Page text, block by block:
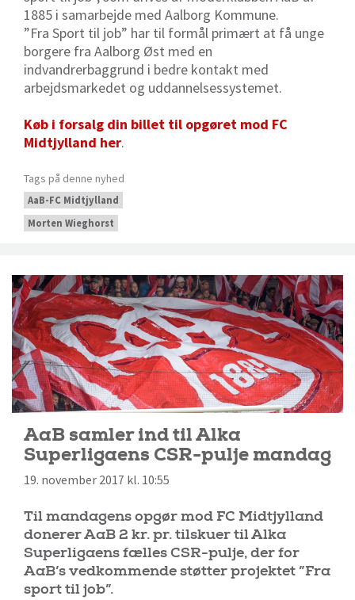
1885 i samarbejde med Aalborg Kommune.
”Fra Sport til job” har til formål primært at få unge
borgere fra Aalborg Øst med en
indvandrerbaggrund i bedre kontakt med
arbejdsmarkedet og uddannelsessystemet.
Køb i forsalg din billet til opgøret mod FC
Midtjylland her.
Tags på denne nyhed
AaB-FC Midtjylland
Morten Wieghorst
AaB samler ind til Alka
Superligaens CSR-pulje mandag
19. november 2017 kl. 10:55
Til mandagens opgør mod FC Midtjylland
donerer AaB 2 kr. pr. tilskuer til Alka
Superligaens fælles CSR-pulje, der for
AaB’s vedkommende støtter projektet ”Fra
sport til job”.